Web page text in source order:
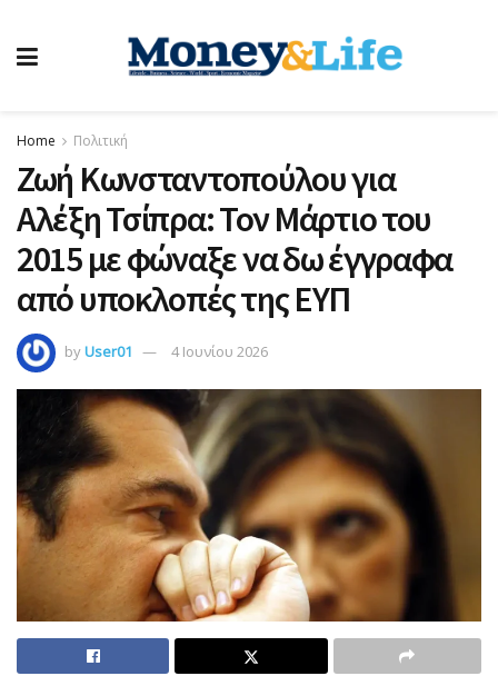
Home Πολιτική
Ζωή Κωνσταντοπούλου για
Αλέξη Τσίπρα: Τον Μάρτιο του
2015 με φώναξε να δω έγγραφα
από υποκλοπές της ΕΥΠ
byUser01 4 Ιουνίου 2026